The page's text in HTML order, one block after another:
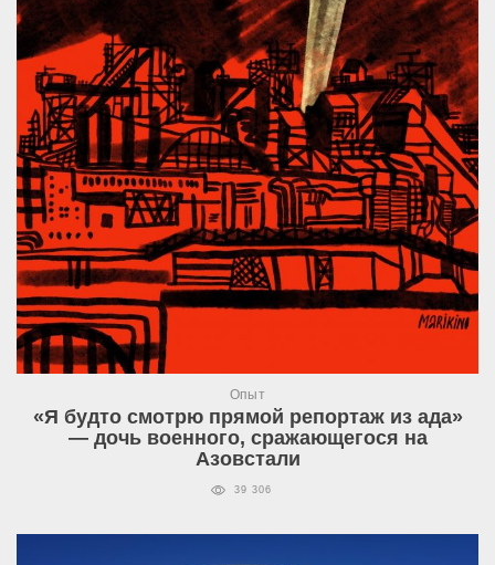
Опыт
«Я будто смотрю прямой репортаж из ада»
— дочь военного, сражающегося на
Азовстали
39 306